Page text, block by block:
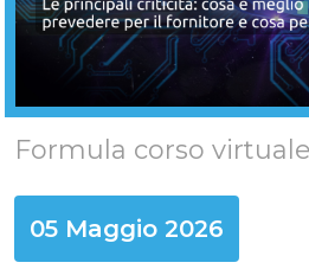
Formula corso virtuale
05 Maggio 2026